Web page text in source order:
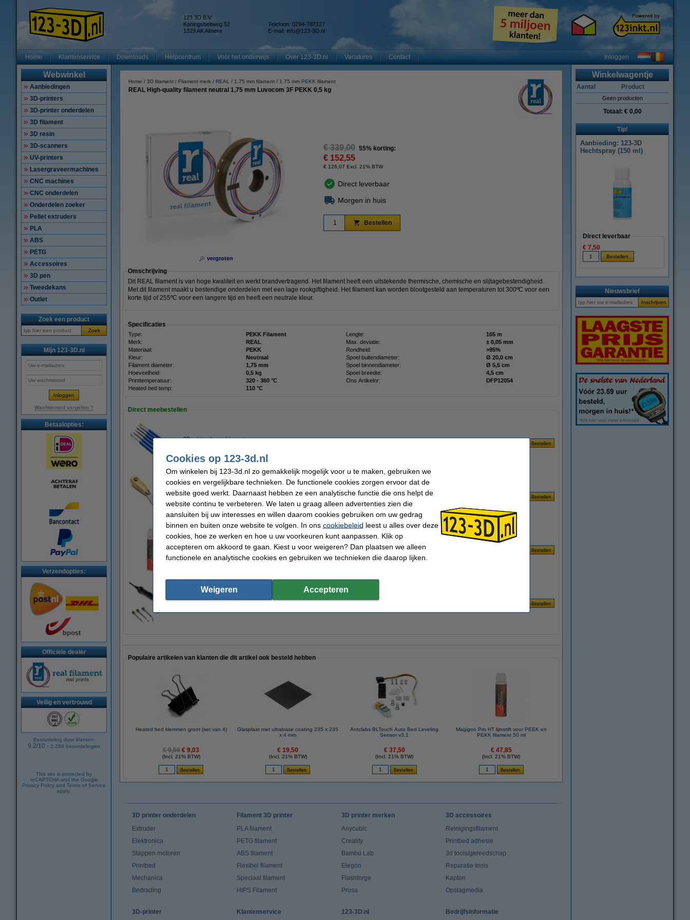
123 3D B.V.
Koningsbeltweg 52
1329 AK Almere
Telefoon: 0294-787127
E-mail: info@123-3D.nl
Home Klantenservice Downloads Helpcentrum Voor het onderwijs Over 123-3D.nl Vacatures Contact Inloggen
Webwinkel
Aanbiedingen
3D-printers
3D-printer onderdelen
3D filament
3D resin
3D-scanners
UV-printers
Lasergraveermachines
CNC machines
CNC onderdelen
Onderdelen zoeker
Pellet extruders
PLA
ABS
PETG
Accessoires
3D pen
Tweedekans
Outlet
Zoek een product
Zoek
Mijn 123-3D.nl
Wachtwoord vergeten ?
Betaalopties:
Verzendopties:
Officiële dealer
Veilig en vertrouwd
Beoordeling door klanten:
9.2/10 - 2.288 beoordelingen
This site is protected by
reCAPTCHA and the Google
Privacy Policy and Terms of Service
apply.
Home 3D filament Filament merk REAL 1,75 mm filament 1,75 mm PEKK filament
REAL High-quality filament neutral 1,75 mm Luvocom 3F PEKK 0,5 kg
vergroten
€ 339,00 55% korting:
€ 152,55
€ 126,07 Excl. 21% BTW
Direct leverbaar
Morgen in huis
Bestellen
Omschrijving
Dit REAL filament is van hoge kwaliteit en werkt brandvertragend. Het filament heeft een uitstekende thermische, chemische en slijtagebestendigheid.
Met dit filament maakt u bestendige onderdelen met een lage rookgiftigheid. Het filament kan worden blootgesteld aan temperaturen tot 300ºC voor een
korte tijd of 255ºC voor een langere tijd en heeft een neutrale kleur.
Specificaties
Type: PEKK Filament Lengte:
165 m
Merk:
REAL Max. deviatie:
± 0,05 mm
Materiaal:
PEKK Rondheid:
>95%
Kleur:
Neutraal Spoel buitendiameter:
Ø 20,0 cm
Filament diameter:
1,75 mm Spoel binnendiameter:
Ø 5,5 cm
Hoeveelheid:
0,5 kg Spoel breedte:
4,5 cm
Printtemperatuur:
320 - 360 °C Ons Artikelnr:
DFP12054
Heated bed temp:
110 °C
Direct meebestellen
3D print nabewerking set
KWB Plamuurmes 40 mm
€ 3,75
Magigoo Pro HT lijmstift voor PEEK en PEKK filament 50 ml
€ 47,85
Modifi3d reparatie-/modificatietool
Populaire artikelen van klanten die dit artikel ook besteld hebben
Heated bed klemmen groot (set van 4)
€ 9,50 € 9,03
(Incl. 21% BTW)
Glasplaat met ultrabase coating 235 x 235
x 4 mm
€ 19,50
(Incl. 21% BTW)
Antclabs BLTouch Auto Bed Leveling
Sensor v3.1
€ 37,50
(Incl. 21% BTW)
Magigoo Pro HT lijmstift voor PEEK en
PEKK filament 50 ml
€ 47,85
(Incl. 21% BTW)
Winkelwagentje
Aantal Product
Geen producten
Totaal: € 0,00
Tip!
Aanbieding: 123-3D
Hechtspray (150 ml)
Direct leverbaar
€ 7,50
Nieuwsbrief
3D printer onderdelen
Extruder
Elektronica
Stappen motoren
Printbed
Mechanica
Bedrading
Filament 3D printer
PLA filament
PETG filament
ABS filament
Flexibel filament
Speciaal filament
HIPS Filament
3D printer merken
Anycubic
Creality
Bambu Lab
Elegoo
Flashforge
Prusa
3D accessoires
Reinigingsfilament
Printbed adhesie
3d tools/gereedschap
Reparatie tools
Kapton
Opslagmedia
3D-printer Klantenservice 123-3D.nl Bedrijfsinformatie
Cookies op 123-3d.nl
Om winkelen bij 123-3d.nl zo gemakkelijk mogelijk voor u te maken, gebruiken we
cookies en vergelijkbare technieken. De functionele cookies zorgen ervoor dat de
website goed werkt. Daarnaast hebben ze een analytische functie die ons helpt de
website continu te verbeteren. We laten u graag alleen advertenties zien die
aansluiten bij uw interesses en willen daarom cookies gebruiken om uw gedrag
binnen en buiten onze website te volgen. In ons cookiebeleid leest u alles over deze
cookies, hoe ze werken en hoe u uw voorkeuren kunt aanpassen. Klik op
accepteren om akkoord te gaan. Kiest u voor weigeren? Dan plaatsen we alleen
functionele en analytische cookies en gebruiken we technieken die daarop lijken.
Weigeren Accepteren